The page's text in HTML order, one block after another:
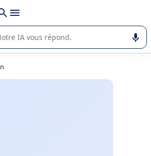
avec
dans l'utilisation ou la sélection de